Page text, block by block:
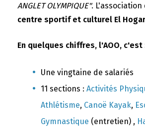
ANGLET OLYMPIQUE".
centre sportif et culturel El
En quelques chiffres, l'AOO, c'est
Une vingtaine de salariés
11 sections : Activités
Athlétisme, Canoë Kayak,
Gymnastique (entretien) ,